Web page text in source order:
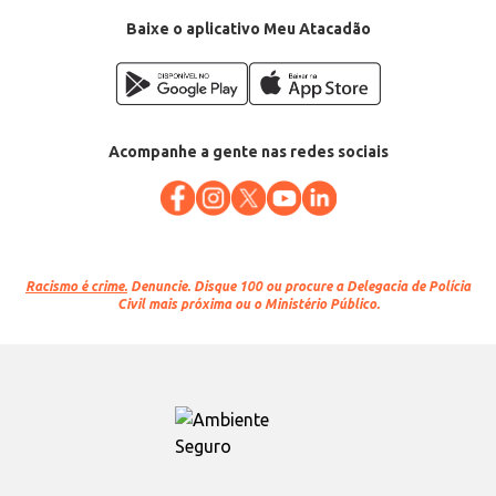
Baixe o aplicativo Meu Atacadão
Acompanhe a gente nas redes sociais
Racismo é crime. Denuncie. Disque 100 ou procure a Delegacia de Polícia
Civil mais próxima ou o Ministério Público.